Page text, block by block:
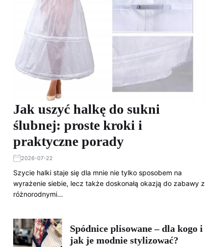
Jak uszyć halkę do sukni
ślubnej: proste kroki i
praktyczne porady
2026-07-22
Szycie halki staje się dla mnie nie tylko sposobem na
wyrażenie siebie, lecz także doskonałą okazją do zabawy z
różnorodnymi…
Spódnice plisowane – dla kogo i
jak je modnie stylizować?